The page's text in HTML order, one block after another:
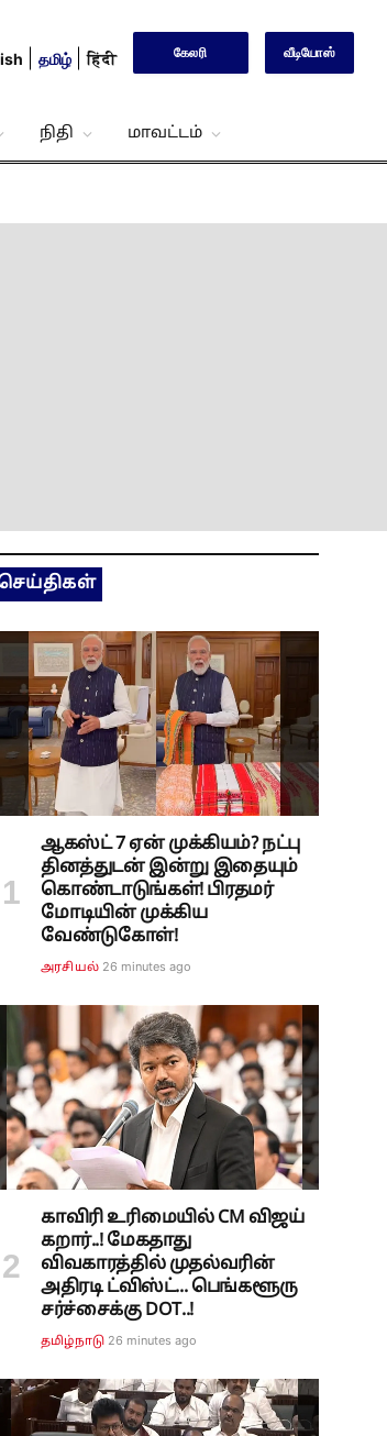
தமிழ் हिंदी கேலரி வீடியோஸ்
நிதி மாவட்டம்
ஆகஸ்ட் 7 ஏன் முக்கியம்? நட்பு
தினத்துடன் இன்று இதையும்
கொண்டாடுங்கள்! பிரதமர்
மோடியின் முக்கிய
வேண்டுகோள்!
அரசியல் 26 minutes ago
காவிரி உரிமையில் CM விஜய்
கறார்..! மேகதாது
விவகாரத்தில் முதல்வரின்
அதிரடி ட்விஸ்ட்... பெங்களூரு
சர்ச்சைக்கு DOT..!
தமிழ்நாடு 26 minutes ago